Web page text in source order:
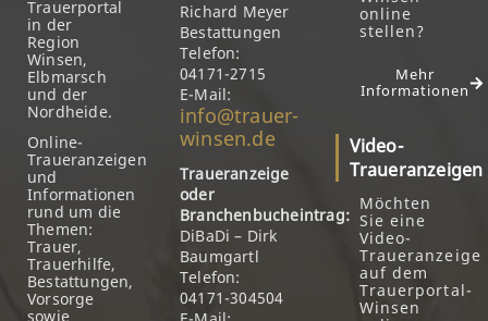
Trauerportal
in der
Region
Winsen,
Elbmarsch
und der
Nordheide.
Online-
Traueranzeigen
und
Informationen
rund um die
Themen:
Trauer,
Trauerhilfe,
Bestattungen,
Vorsorge
sowie
Richard Meyer
Bestattungen
Telefon:
04171-2715
E-Mail:
info@trauer-
winsen.de
Traueranzeige
oder
Branchenbucheintrag:
DiBaDi – Dirk
Baumgartl
Telefon:
04171-304504
online
stellen?
Mehr
Informationen
Video-
Traueranzeigen
Möchten
Sie eine
Video-
Traueranzeige
auf dem
Trauerportal-
Winsen